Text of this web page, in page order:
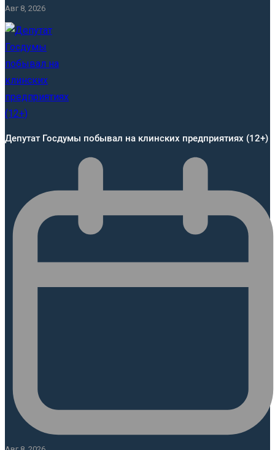
Авг 8, 2026
Депутат Госдумы побывал на клинских предприятиях (12+)